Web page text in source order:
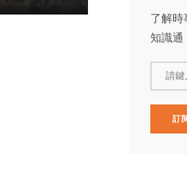
了解時
知識通
請鍵
訂